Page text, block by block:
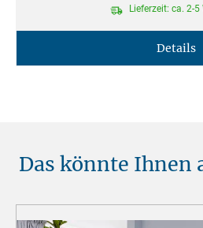
Lieferzeit: ca. 2-5
Details
Das könnte Ihnen